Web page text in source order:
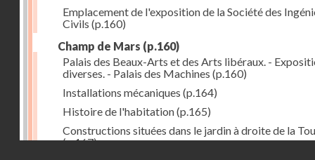
Emplacement de l'exposition de la Société des
Civils (p.160)
Champ de Mars (p.160)
Palais des Beaux-Arts et des Arts libéraux. -
diverses. - Palais des Machines (p.160)
Installations mécaniques (p.164)
Histoire de l'habitation(p.165)
Constructions situées dans le jardin à droite de la
(p.167)